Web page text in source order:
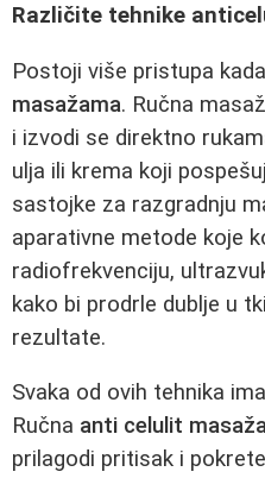
Različite tehnike
Postoji više pristupa
masažama. Ručna
i izvodi se direktno
ulja ili krema koji
sastojke za razgradnju
aparativne metode koje
radiofrekvenciju,
kako bi prodrle dublje u
rezultate.
Svaka od ovih tehnika
Ručna anti celulit
prilagodi pritisak i